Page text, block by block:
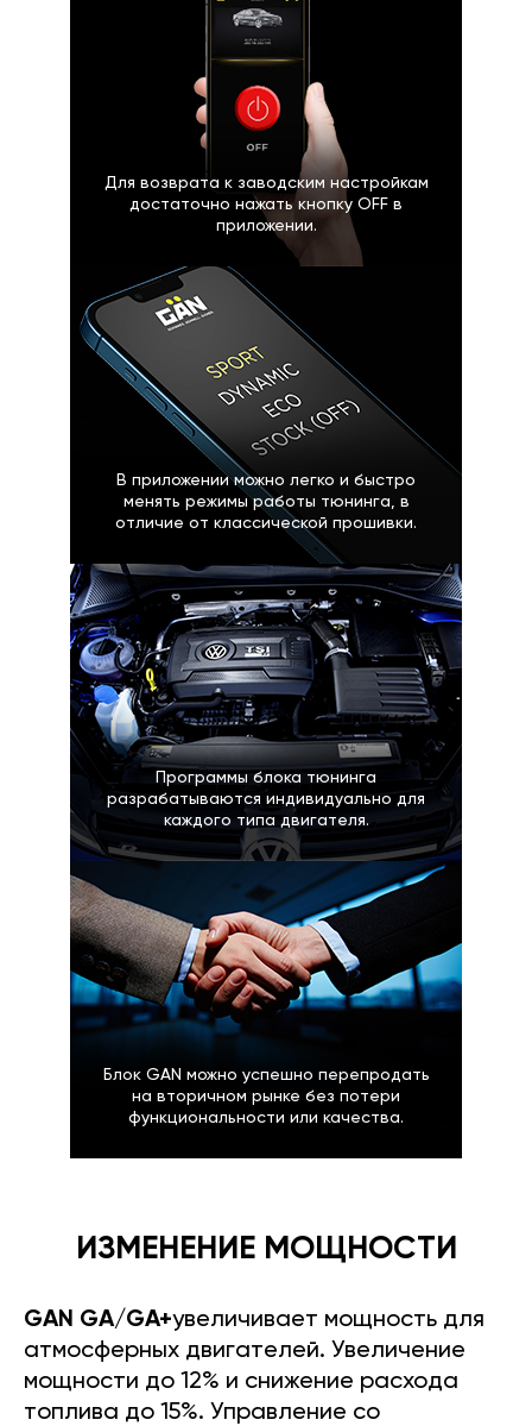
Для возврата к заводским настройкам
достаточно нажать кнопку OFF в
приложении.
В приложении можно легко и быстро
менять режимы работы тюнинга, в
отличие от классической прошивки.
Программы блока тюнинга
разрабатываются индивидуально для
каждого типа двигателя.
Блок GAN можно успешно перепродать
на вторичном рынке без потери
функциональности или качества.
ИЗМЕНЕНИЕ МОЩНОСТИ
GAN GA/GA+увеличивает мощность для
атмосферных двигателей. Увеличение
мощности до 12% и снижение расхода
топлива до 15%. Управление со